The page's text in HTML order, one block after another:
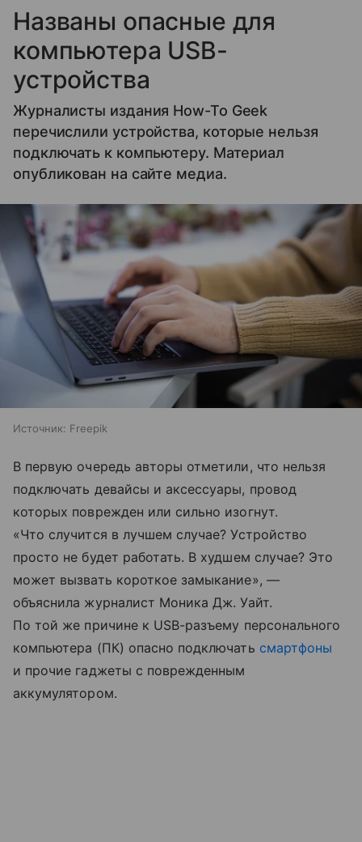
Названы опасные для
компьютера USB-
устройства
Журналисты издания How-To Geek
перечислили устройства, которые нельзя
подключать к компьютеру. Материал
опубликован на сайте медиа.
Источник: Freepik
В первую очередь авторы отметили, что нельзя
подключать девайсы и аксессуары, провод
которых поврежден или сильно изогнут.
«Что случится в лучшем случае? Устройство
просто не будет работать. В худшем случае? Это
может вызвать короткое замыкание», —
объяснила журналист Моника Дж. Уайт.
По той же причине к USB-разъему персонального
компьютера (ПК) опасно подключать смартфоны
и прочие гаджеты с поврежденным
аккумулятором.